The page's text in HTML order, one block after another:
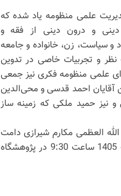
علمی منظومه یاد شده که
دینی و درون دینی از فقه و
و سیاست، زن، خانواده و جامعه
و تجربیات خاصی در تدوین
علمی منظومه فکری نیز جمعی
آقایان احمد قدسی و محی‌الدین
نیز حمید ملکی که زمینه ساز
العظمی مکارم شیرازی دامت
برکاته» با پیام تصویری آیت‌الله العظمی سبحانی، روز چهارشنبه 30 اردیبهشت 1405 ساعت 9:30 در پژوهشگاه